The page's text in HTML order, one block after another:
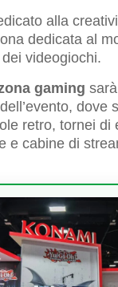
alla
dedicata al
videogiochi.
gaming
dove
retro, tornei di
e cabine di